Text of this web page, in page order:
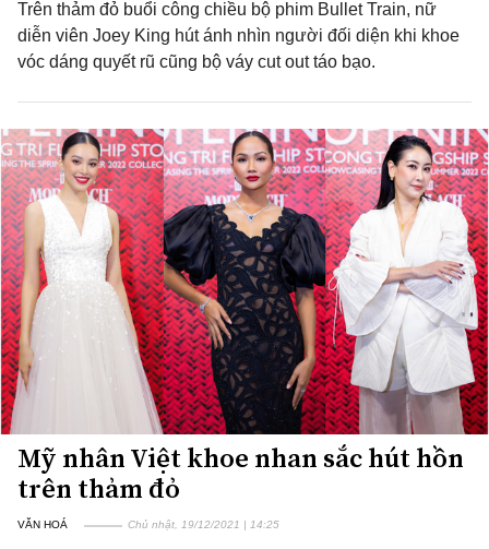
Trên thảm đỏ buổi công chiều bộ phim Bullet Train, nữ
diễn viên Joey King hút ánh nhìn người đối diện khi khoe
vóc dáng quyết rũ cũng bộ váy cut out táo bạo.
Mỹ nhân Việt khoe nhan sắc hút hồn
trên thảm đỏ
VĂN HOÁ Chủ nhật, 19/12/2021 | 14:25